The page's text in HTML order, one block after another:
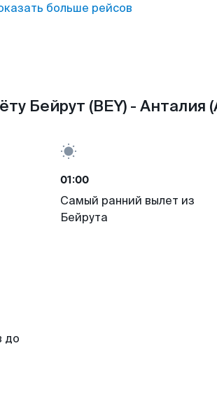
больше рейсов
Бейрут (BEY) - Анталия
01:00
Самый ранний вылет из
Бейрута
до